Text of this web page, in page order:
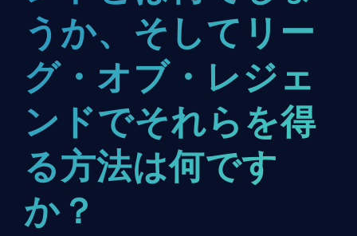
うか、そしてリー
グ・オブ・レジェ
ンドでそれらを得
る方法は何です
か？